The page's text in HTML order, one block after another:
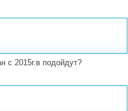
с 2015г.в подойдут?